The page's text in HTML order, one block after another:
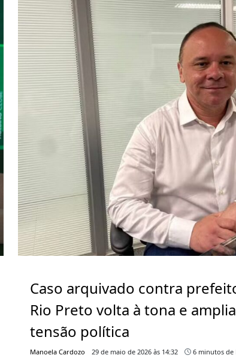
Caso arquivado contra
Rio Preto volta à tona e amplia
tensão política
Manoela Cardozo 29 de maio de 2026 às 14:32 6 minutos de